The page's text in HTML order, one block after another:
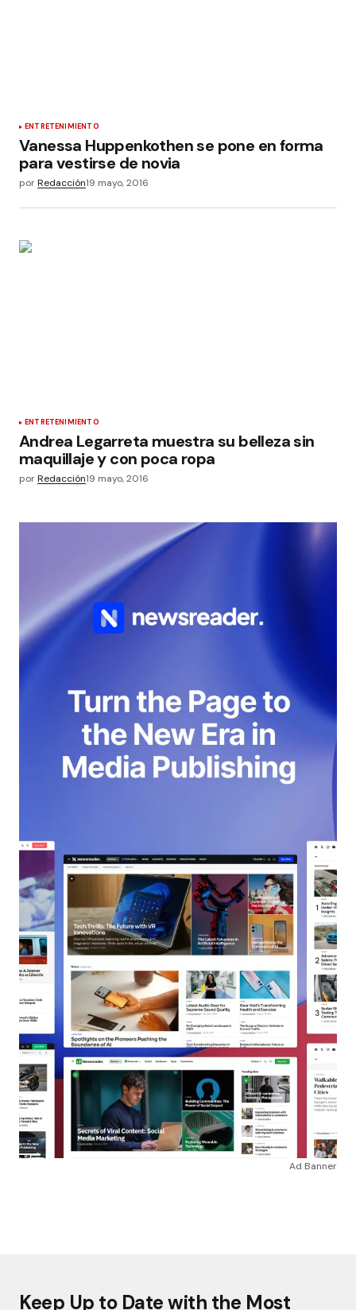
ENTRETENIMIENTO
Vanessa Huppenkothen se pone en forma
para vestirse de novia
porRedacción19 mayo, 2016
ENTRETENIMIENTO
Andrea Legarreta muestra su belleza sin
maquillaje y con poca ropa
porRedacción19 mayo, 2016
Ad Banner
Keep Up to Date with the Most